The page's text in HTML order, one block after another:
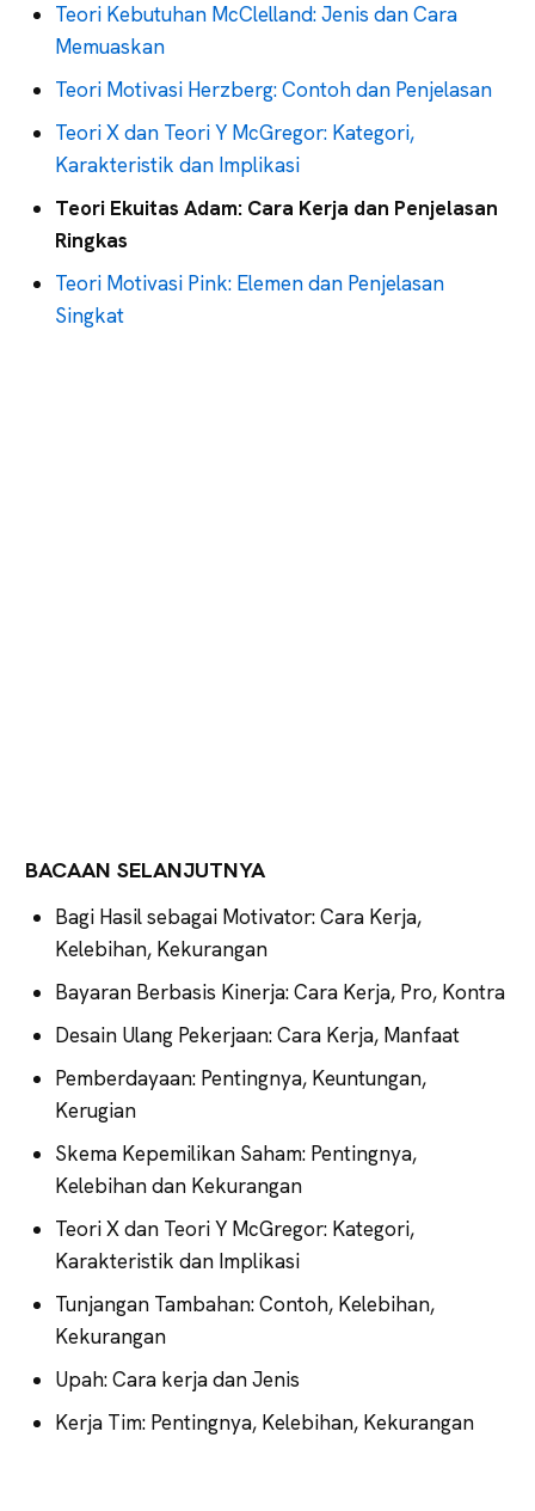
Teori Kebutuhan McClelland: Jenis dan Cara
Memuaskan
Teori Motivasi Herzberg: Contoh dan Penjelasan
Teori X dan Teori Y McGregor: Kategori,
Karakteristik dan Implikasi
Teori Ekuitas Adam: Cara Kerja dan Penjelasan
Ringkas
Teori Motivasi Pink: Elemen dan Penjelasan
Singkat
BACAAN SELANJUTNYA
Bagi Hasil sebagai Motivator: Cara Kerja,
Kelebihan, Kekurangan
Bayaran Berbasis Kinerja: Cara Kerja, Pro, Kontra
Desain Ulang Pekerjaan: Cara Kerja, Manfaat
Pemberdayaan: Pentingnya, Keuntungan,
Kerugian
Skema Kepemilikan Saham: Pentingnya,
Kelebihan dan Kekurangan
Teori X dan Teori Y McGregor: Kategori,
Karakteristik dan Implikasi
Tunjangan Tambahan: Contoh, Kelebihan,
Kekurangan
Upah: Cara kerja dan Jenis
Kerja Tim: Pentingnya, Kelebihan, Kekurangan